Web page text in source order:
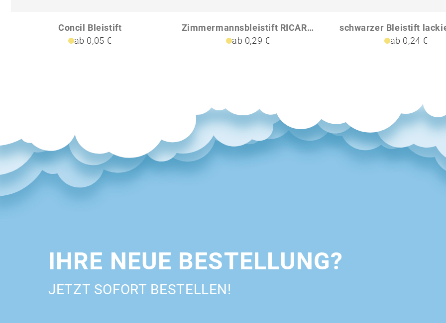
Concil Bleistift
ab 0,05 €
Zimmermannsbleistift RICARDO
ab 0,29 €
ab 0,24 €
IHRE NEUE BESTELLUNG?
JETZT SOFORT BESTELLEN!